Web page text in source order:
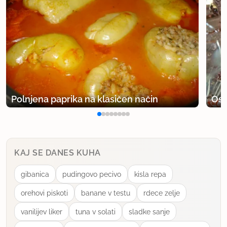
uporabno
rimljanka
član od 2005 17907 sporočil
2.7.2012 ob 18:22
Nekja več želatine bo treba, sicer ne vidim ovir.
sammyka
član od 2012 4 sporočil
28.7.2012 ob 13:46
koliko pa stane 1 paket te želatine
Polnjena paprika na klasičen način
KAJ SE DANES KUHA
gibanica pudingovo pecivo kisla repa
orehovi piskoti banane v testu rdece zelje
vanilijev liker tuna v solati sladke sanje